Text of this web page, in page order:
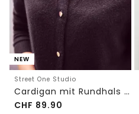
NEW
Street One Studio
Cardigan mit Rundhals und Knöpfen
CHF 89.90